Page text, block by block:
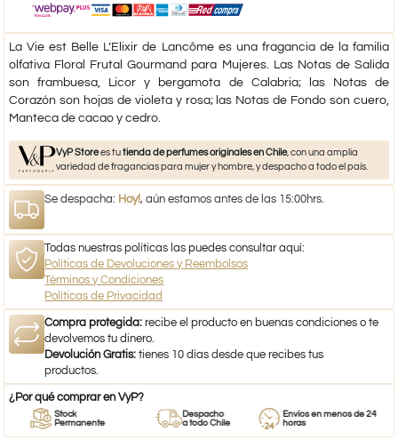
La Vie est Belle L’Elixir de Lancôme es una fragancia de la familia
olfativa Floral Frutal Gourmand para Mujeres. Las Notas de Salida
son frambuesa, Licor y bergamota de Calabria; las Notas de
Corazón son hojas de violeta y rosa; las Notas de Fondo son cuero,
Manteca de cacao y cedro.
VyP Storees tutienda de perfumes originales en Chile, con una amplia
variedad de fragancias para mujer y hombre, y despacho a todo el país.
Se despacha: Hoy!, aún estamos antes de las 15:00hrs.
Todas nuestras políticas las puedes consultar aquí:
Políticas de Devoluciones y Reembolsos
Términos y Condiciones
Políticas de Privacidad
Compra protegida: recibe el producto en buenas condiciones o te
devolvemos tu dinero.
Devolución Gratis: tienes 10 días desde que recibes tus
productos.
¿Por qué comprar en VyP?
Stock
Permanente
Despacho
a todo Chile
Envíos en menos de 24
horas